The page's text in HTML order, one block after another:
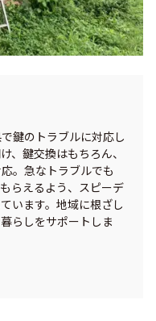
鍵のトラブルに対応し
、鍵交換はもちろん、
。急なトラブルでも
らえるよう、スピーデ
います。地域に根ざし
らしをサポートしま